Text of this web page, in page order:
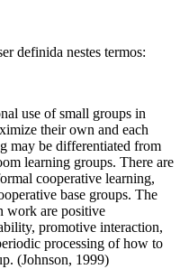
definida nestes termos:
use of small groups in
their own and each
may be differentiated from
learning groups. There are
cooperative learning,
base groups. The
work are positive
promotive interaction,
processing of how to
(Johnson, 1999)